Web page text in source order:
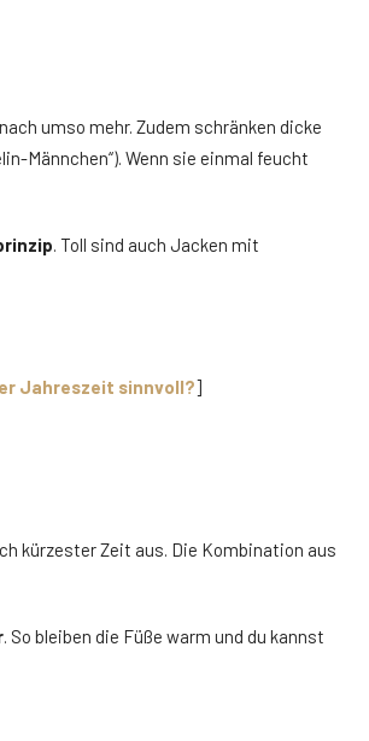
umso mehr. Zudem schränken dicke
Männchen“). Wenn sie einmal feucht
. Toll sind auch Jacken mit
Jahreszeit sinnvoll?]
kürzester Zeit aus. Die Kombination aus
. So bleiben die Füße warm und du kannst